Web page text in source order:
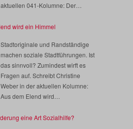
aktuellen 041-Kolumne: Der…
Stadtoriginale und Randständige
machen soziale Stadtführungen. Ist
das sinnvoll? Zumindest wirft es
Fragen auf. Schreibt Christine
Weber in der aktuellen Kolumne:
Aus dem Elend wird…